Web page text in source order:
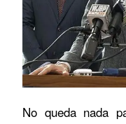
No queda nada